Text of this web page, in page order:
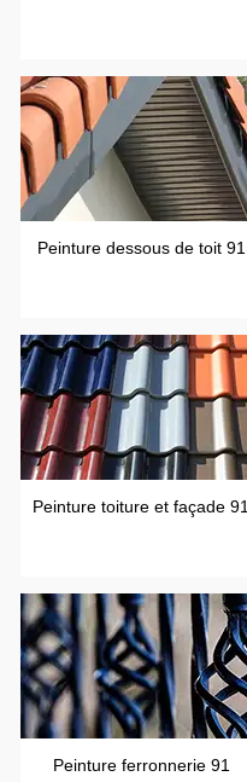
Peinture dessous de toit 91
Peinture toiture et façade 91
Peinture ferronnerie 91